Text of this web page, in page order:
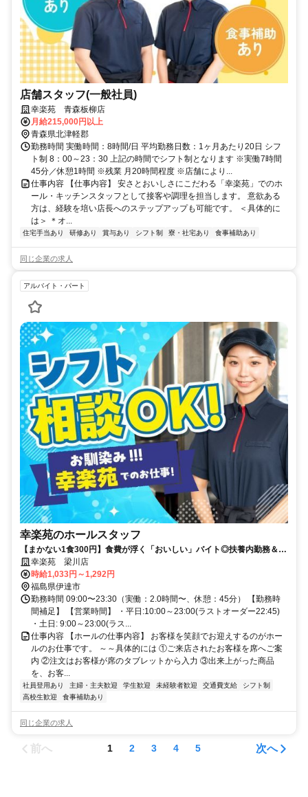
店舗スタッフ(一般社員)
幸楽苑 青森板柳店
月給215,000円以上
青森県北津軽郡
勤務時間 実働時間：8時間/日 平均勤務日数：1ヶ月あたり20日 シフ
ト制 8：00～23：30 上記の時間でシフト制となります ※実働7時間
45分／休憩1時間 ※残業 月20時間程度 ※店舗により...
仕事内容 【仕事内容】 安さとおいしさにこだわる「幸楽苑」でのホ
ール・キッチンスタッフとして接客や調理を担当します。 意欲ある
方は、経験を培い店長へのステップアップも可能です。 ＜具体的に
は＞ ＊オ...
住宅手当あり 研修あり 賞与あり シフト制 寮・社宅あり 食事補助あり
同じ企業の求人
アルバイト・パート
幸楽苑のホールスタッフ
【まかない1食300円】食費が浮く「おいしい」バイト◎扶養内勤務＆友
達同士の応募も大歓迎
幸楽苑 梁川店
時給1,033円～1,292円
福島県伊達市
勤務時間 09:00〜23:30（実働：2.0時間〜、休憩：45分） 【勤務時
間補足】 【営業時間】 ・平日:10:00～23:00(ラストオーダー22:45)
・土日: 9:00～23:00(ラス...
仕事内容 【ホールの仕事内容】 お客様を笑顔でお迎えするのがホー
ルのお仕事です。 ～～具体的には ①ご来店されたお客様を席へご案
内 ②注文はお客様が席のタブレットから入力 ③出来上がった商品
を、お客...
社員登用あり 主婦・主夫歓迎 学生歓迎 未経験者歓迎 交通費支給
シフト制
高校生歓迎
食事補助あり
同じ企業の求人
前へ 1 2 3 4 5 次へ